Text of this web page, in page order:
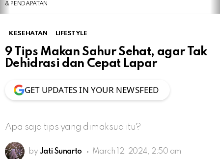
& PENDAPATAN
KESEHATAN LIFESTYLE
9 Tips Makan Sahur Sehat, agar Tak
Dehidrasi dan Cepat Lapar
GET UPDATES IN YOUR NEWSFEED
Apa saja tips yang dimaksud itu?
by Jati Sunarto March 12, 2024, 2:50 am